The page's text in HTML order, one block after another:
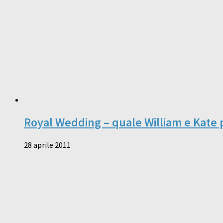
Royal Wedding – quale William e Kate
28 aprile 2011